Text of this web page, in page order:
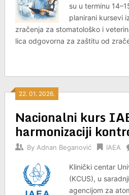
su u terminu
planirani kursevi
zračenja za stomatološko i
lica odgovorna za zaštitu od
22. 01. 2026.
Nacionalni kurs
harmonizaciji
By Adnan Beganović IAEA
Klinički centar
(KCUS), u
agencijom za